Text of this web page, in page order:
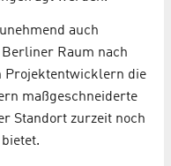
auch
Raum nach
Projektentwicklern die
maßgeschneiderte
Standort zurzeit noch